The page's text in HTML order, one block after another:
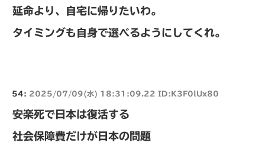
延命より、自宅に帰りたいわ。
タイミングも自身で選べるようにしてくれ。
54: 2025/07/09(水) 18:31:09.22 ID:K3F0lUx80
安楽死で日本は復活する
社会保障費だけが日本の問題